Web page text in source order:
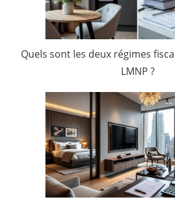
Quels sont les deux régimes
LMNP ?